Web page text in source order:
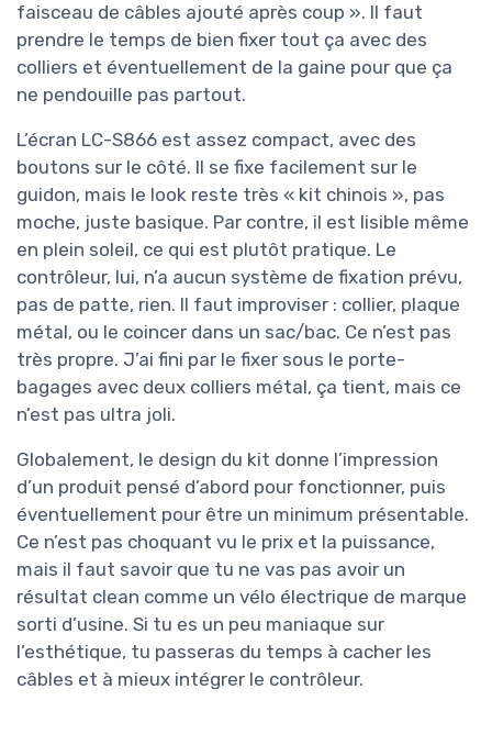
faisceau de câbles ajouté après coup ». Il faut
prendre le temps de bien fixer tout ça avec des
colliers et éventuellement de la gaine pour que ça
ne pendouille pas partout.
L’écran LC-S866 est assez compact, avec des
boutons sur le côté. Il se fixe facilement sur le
guidon, mais le look reste très « kit chinois », pas
moche, juste basique. Par contre, il est lisible même
en plein soleil, ce qui est plutôt pratique. Le
contrôleur, lui, n’a aucun système de fixation prévu,
pas de patte, rien. Il faut improviser : collier, plaque
métal, ou le coincer dans un sac/bac. Ce n’est pas
très propre. J’ai fini par le fixer sous le porte-
bagages avec deux colliers métal, ça tient, mais ce
n’est pas ultra joli.
Globalement, le design du kit donne l’impression
d’un produit pensé d’abord pour fonctionner, puis
éventuellement pour être un minimum présentable.
Ce n’est pas choquant vu le prix et la puissance,
mais il faut savoir que tu ne vas pas avoir un
résultat clean comme un vélo électrique de marque
sorti d’usine. Si tu es un peu maniaque sur
l’esthétique, tu passeras du temps à cacher les
câbles et à mieux intégrer le contrôleur.